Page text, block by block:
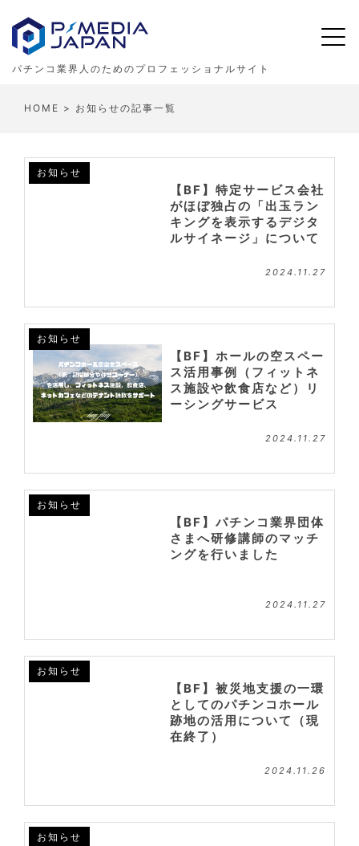
パチンコ業界人のためのプロフェッショナルサイト
HOME > お知らせの記事一覧
お知らせ
【BF】特定サービス会社
がほぼ独占の「出玉ラン
キングを表示するデジタ
ルサイネージ」について
2024.11.27
お知らせ
【BF】ホールの空スペー
ス活用事例（フィットネ
ス施設や飲食店など）リ
ーシングサービス
2024.11.27
お知らせ
【BF】パチンコ業界団体
さまへ研修講師のマッチ
ングを行いました
2024.11.27
お知らせ
【BF】被災地支援の一環
としてのパチンコホール
跡地の活用について（現
在終了）
2024.11.26
お知らせ